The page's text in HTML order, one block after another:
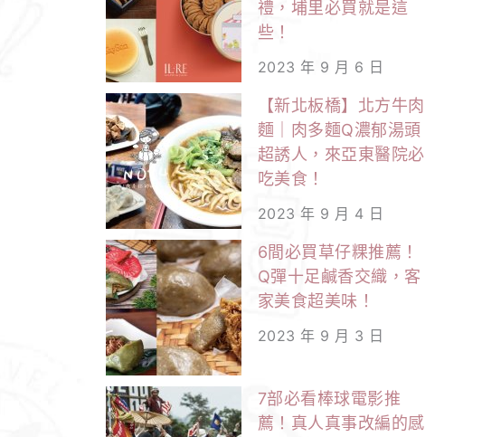
禮，埔里必買就是這
些！
2023 年 9 月 6 日
【新北板橋】北方牛肉
麵｜肉多麵Q濃郁湯頭
超誘人，來亞東醫院必
吃美食！
2023 年 9 月 4 日
6間必買草仔粿推薦！
Q彈十足鹹香交織，客
家美食超美味！
2023 年 9 月 3 日
7部必看棒球電影推
薦！真人真事改編的感